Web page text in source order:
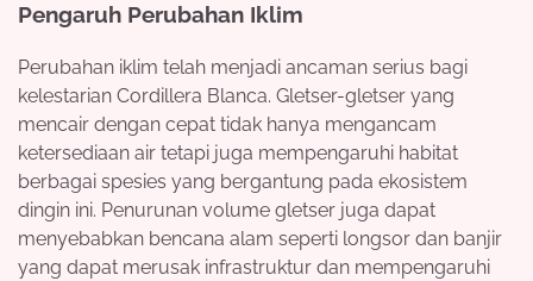
Pengaruh Perubahan Iklim
Perubahan iklim telah menjadi ancaman serius bagi
kelestarian Cordillera Blanca. Gletser-gletser yang
mencair dengan cepat tidak hanya mengancam
ketersediaan air tetapi juga mempengaruhi habitat
berbagai spesies yang bergantung pada ekosistem
dingin ini. Penurunan volume gletser juga dapat
menyebabkan bencana alam seperti longsor dan banjir
yang dapat merusak infrastruktur dan mempengaruhi